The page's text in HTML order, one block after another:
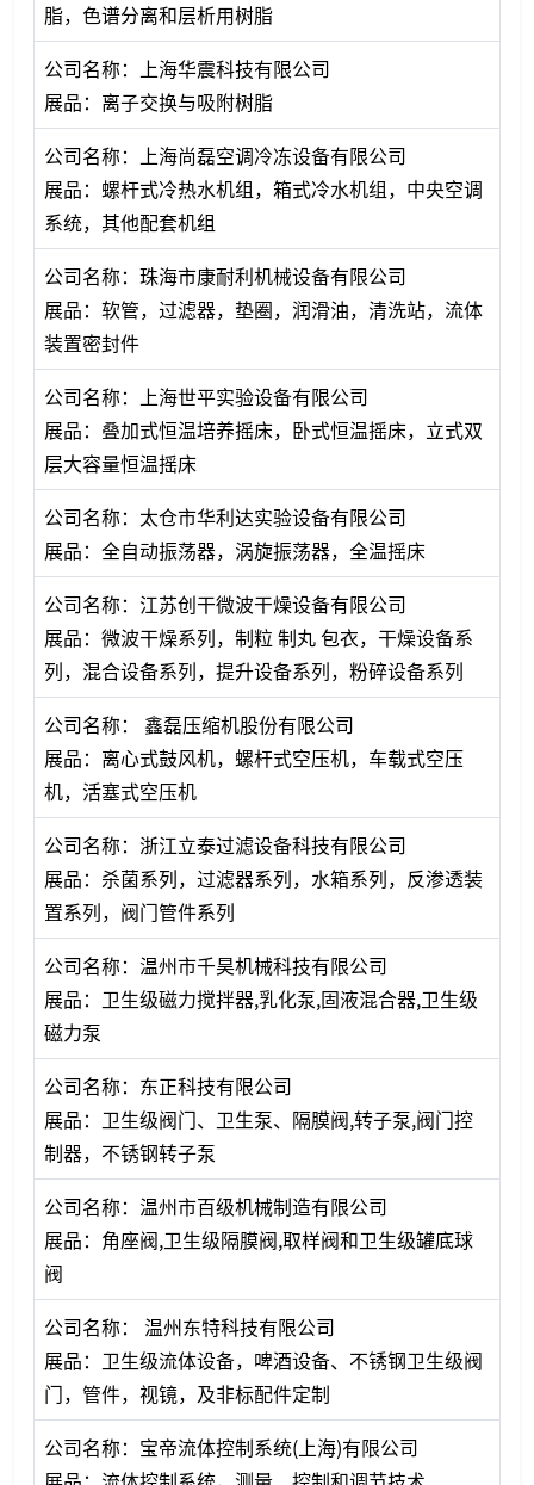
脂，色谱分离和层析用树脂
公司名称：上海华震科技有限公司
展品：离子交换与吸附树脂
公司名称：上海尚磊空调冷冻设备有限公司
展品：螺杆式冷热水机组，箱式冷水机组，中央空调
系统，其他配套机组
公司名称：珠海市康耐利机械设备有限公司
展品：软管，过滤器，垫圈，润滑油，清洗站，流体
装置密封件
公司名称：上海世平实验设备有限公司
展品：叠加式恒温培养摇床，卧式恒温摇床，立式双
层大容量恒温摇床
公司名称：太仓市华利达实验设备有限公司
展品：全自动振荡器，涡旋振荡器，全温摇床
公司名称：江苏创干微波干燥设备有限公司
展品：微波干燥系列，制粒 制丸 包衣，干燥设备系
列，混合设备系列，提升设备系列，粉碎设备系列
公司名称： 鑫磊压缩机股份有限公司
展品：离心式鼓风机，螺杆式空压机，车载式空压
机，活塞式空压机
公司名称：浙江立泰过滤设备科技有限公司
展品：杀菌系列，过滤器系列，水箱系列，反渗透装
置系列，阀门管件系列
公司名称：温州市千昊机械科技有限公司
展品：卫生级磁力搅拌器,乳化泵,固液混合器,卫生级
磁力泵
公司名称：东正科技有限公司
展品：卫生级阀门、卫生泵、隔膜阀,转子泵,阀门控
制器，不锈钢转子泵
公司名称：温州市百级机械制造有限公司
展品：角座阀,卫生级隔膜阀,取样阀和卫生级罐底球
阀
公司名称： 温州东特科技有限公司
展品：卫生级流体设备，啤酒设备、不锈钢卫生级阀
门，管件，视镜，及非标配件定制
公司名称：宝帝流体控制系统(上海)有限公司